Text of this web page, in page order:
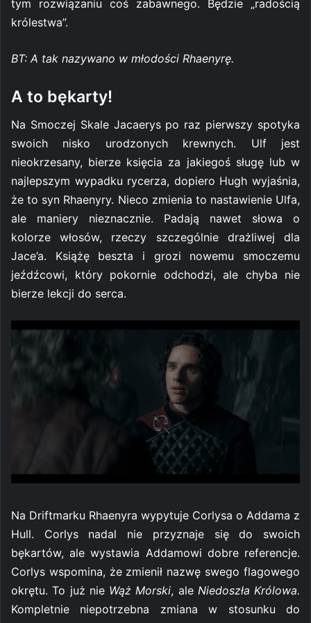
tym rozwiązaniu coś zabawnego. Będzie „radością
królestwa”.
BT: A tak nazywano w młodości Rhaenyrę.
A to bękarty!
Na Smoczej Skale Jacaerys po raz pierwszy spotyka
swoich nisko urodzonych krewnych. Ulf jest
nieokrzesany, bierze księcia za jakiegoś sługę lub w
najlepszym wypadku rycerza, dopiero Hugh wyjaśnia,
że to syn Rhaenyry. Nieco zmienia to nastawienie Ulfa,
ale maniery nieznacznie. Padają nawet słowa o
kolorze włosów, rzeczy szczególnie drażliwej dla
Jace’a. Książę beszta i grozi nowemu smoczemu
jeźdźcowi, który pokornie odchodzi, ale chyba nie
bierze lekcji do serca.
Na Driftmarku Rhaenyra wypytuje Corlysa o Addama z
Hull. Corlys nadal nie przyznaje się do swoich
bękartów, ale wystawia Addamowi dobre referencje.
Corlys wspomina, że zmienił nazwę swego flagowego
okrętu. To już nie Wąż Morski, ale Niedoszła Królowa.
Kompletnie niepotrzebna zmiana w stosunku do